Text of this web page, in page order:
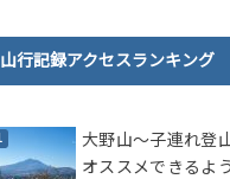
山行記録アクセスランキング
大野山～子連れ登
オススメできるよ